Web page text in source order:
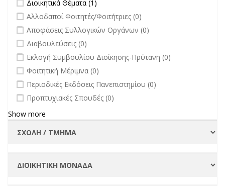
Διοικητικά Θέματα (1)
undefined
Αλλοδαποί Φοιτητές/Φοιτήτριες (0)
undefined
Αποφάσεις Συλλογικών Οργάνων (0)
undefined
Διαβουλεύσεις (0)
undefined
Εκλογή Συμβουλίου Διοίκησης-Πρύτανη (0)
undefined
Φοιτητική Μέριμνα (0)
undefined
Περιοδικές Εκδόσεις Πανεπιστημίου (0)
undefined
Προπτυχιακές Σπουδές (0)
Show more